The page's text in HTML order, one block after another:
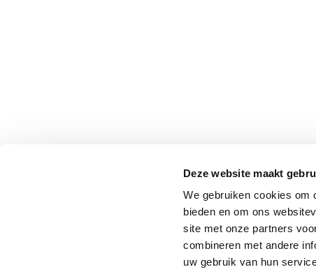
Deze website maakt
We gebruiken cookies om
bieden en om ons
site met onze partners
combineren met andere
uw gebruik van hun